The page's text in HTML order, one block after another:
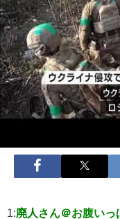
1:廃人さん＠お腹いっ